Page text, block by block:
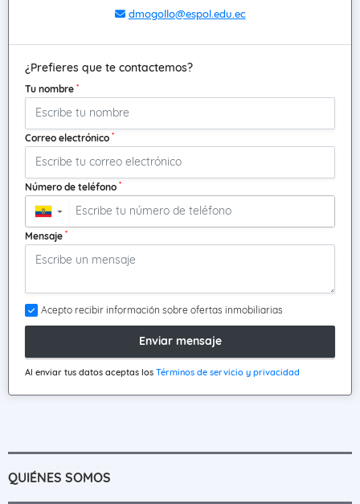
dmogollo@espol.edu.ec
¿Prefieres que te contactemos?
Tu nombre *
Correo electrónico *
Número de teléfono *
▼
Mensaje *
Acepto recibir información sobre ofertas inmobiliarias
Enviar mensaje
Al enviar tus datos aceptas los Términos de servicio y privacidad
QUIÉNES SOMOS